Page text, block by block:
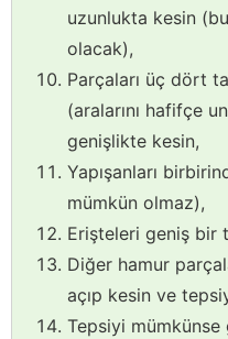
uzunlukta kesin
olacak),
Parçaları üç dört
(aralarını hafifçe
genişlikte kesin,
Yapışanları
mümkün olmaz),
Erişteleri geniş bir
Diğer hamur
açıp kesin ve
Tepsiyi mümkünse